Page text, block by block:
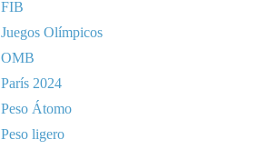
FIB
Juegos Olímpicos
OMB
París 2024
Peso Átomo
Peso ligero